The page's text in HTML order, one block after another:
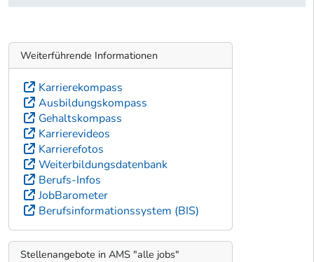
Weiterführende Informationen
Karrierekompass
Ausbildungskompass
Gehaltskompass
Karrierevideos
Karrierefotos
Weiterbildungsdatenbank
Berufs-Infos
JobBarometer
Berufsinformationssystem (BIS)
Stellenangebote in AMS "alle jobs"